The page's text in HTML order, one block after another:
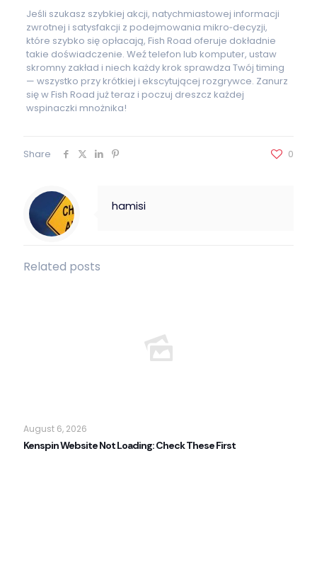
Jeśli szukasz szybkiej akcji, natychmiastowej informacji
zwrotnej i satysfakcji z podejmowania mikro‑decyzji,
które szybko się opłacają, Fish Road oferuje dokładnie
takie doświadczenie. Weź telefon lub komputer, ustaw
skromny zakład i niech każdy krok sprawdza Twój timing
— wszystko przy krótkiej i ekscytującej rozgrywce. Zanurz
się w Fish Road już teraz i poczuj dreszcz każdej
wspinaczki mnożnika!
Share 0
hamisi
Related posts
August 6, 2026
Kenspin Website Not Loading: Check These First